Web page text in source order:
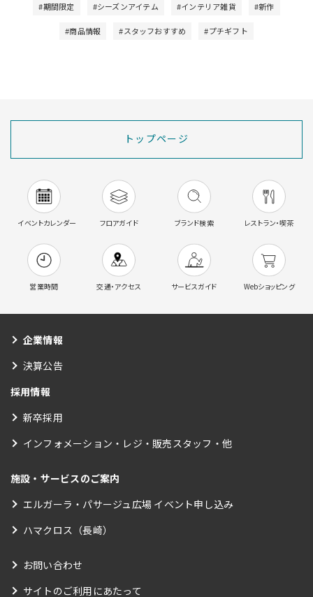
#期間限定 #シーズンアイテム #インテリア雑貨 #新作
#商品情報 #スタッフおすすめ #プチギフト
トップページ
イベントカレンダー フロアガイド ブランド検索 レストラン・喫茶
営業時間 交通・アクセス サービスガイド Webショッピング
企業情報
決算公告
採用情報
新卒採用
インフォメーション・レジ・販売スタッフ・他
施設・サービスのご案内
エルガーラ・パサージュ広場 イベント申し込み
ハマクロス（長崎）
お問い合わせ
サイトのご利用にあたって